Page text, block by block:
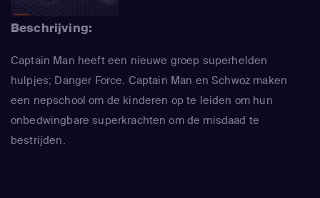
Beschrijving:
Captain Man heeft een nieuwe groep superhelden
hulpjes; Danger Force. Captain Man en Schwoz maken
een nepschool om de kinderen op te leiden om hun
onbedwingbare superkrachten om de misdaad te
bestrijden.